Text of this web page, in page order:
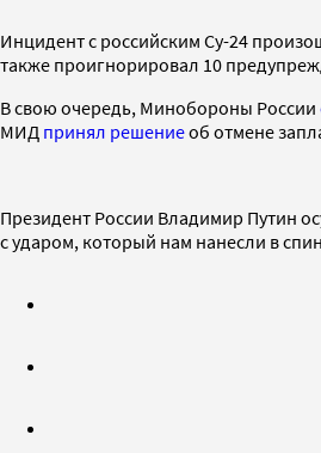
Инцидент с российским Су-24
также проигнорировал 10
В свою очередь, Минобороны России
МИД принял решениеоб отмене
Президент России Владимир Путин
с ударом, который нам нанесли в